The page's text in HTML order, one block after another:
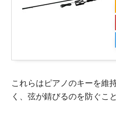
これらはピアノのキーを維
く、弦が錆びるのを防ぐこ